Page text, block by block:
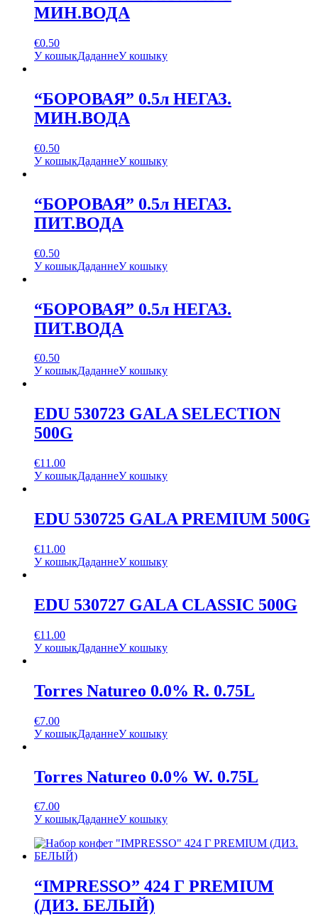
МИН.ВОДА
€0.50
У кошыкДаданнеУ кошыку
“БОРОВАЯ” 0.5л НЕГАЗ.
МИН.ВОДА
€0.50
У кошыкДаданнеУ кошыку
“БОРОВАЯ” 0.5л НЕГАЗ.
ПИТ.ВОДА
€0.50
У кошыкДаданнеУ кошыку
“БОРОВАЯ” 0.5л НЕГАЗ.
ПИТ.ВОДА
€0.50
У кошыкДаданнеУ кошыку
EDU 530723 GALA SELECTION
500G
€11.00
У кошыкДаданнеУ кошыку
EDU 530725 GALA PREMIUM 500G
€11.00
У кошыкДаданнеУ кошыку
EDU 530727 GALA CLASSIC 500G
€11.00
У кошыкДаданнеУ кошыку
Torres Natureo 0.0% R. 0.75L
€7.00
У кошыкДаданнеУ кошыку
Torres Natureo 0.0% W. 0.75L
€7.00
У кошыкДаданнеУ кошыку
“IMPRESSO” 424 Г PREMIUM
(ДИЗ. БЕЛЫЙ)